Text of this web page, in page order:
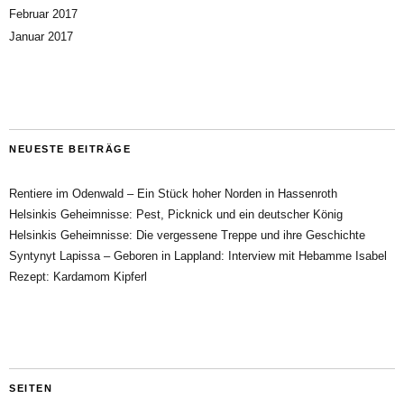
Februar 2017
Januar 2017
NEUESTE BEITRÄGE
Rentiere im Odenwald – Ein Stück hoher Norden in Hassenroth
Helsinkis Geheimnisse: Pest, Picknick und ein deutscher König
Helsinkis Geheimnisse: Die vergessene Treppe und ihre Geschichte
Syntynyt Lapissa – Geboren in Lappland: Interview mit Hebamme Isabel
Rezept: Kardamom Kipferl
SEITEN